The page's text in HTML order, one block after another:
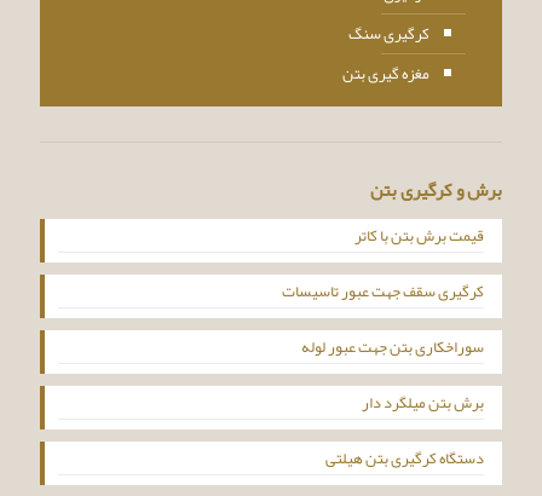
کرگیری سنگ
مغزه گیری بتن
برش و کرگیری بتن
قیمت برش بتن با کاتر
کرگیری سقف جهت عبور تاسیسات
سوراخکاری بتن جهت عبور لوله
برش بتن میلگرد دار
دستگاه کرگیری بتن هیلتی